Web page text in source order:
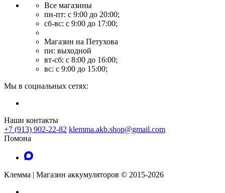
Все магазины
пн-пт: с 9:00 до 20:00;
сб-вс: с 9:00 до 17:00;
Магазин на Петухова
пн: выходной
вт-сб: с 8:00 до 16:00;
вс: с 9:00 до 15:00;
Мы в социальных сетях:
Наши контакты
+7 (913) 902-22-82 klemma.akb.shop@gmail.com
Помона
Клемма | Магазин аккумуляторов © 2015-2026